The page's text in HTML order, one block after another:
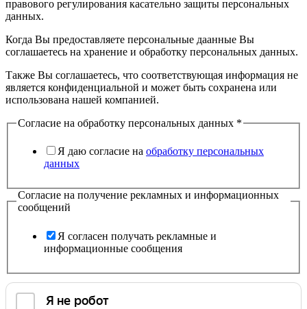
правового регулирования касательно защиты персональных
данных.
Когда Вы предоставляете персональные даанные Вы
соглашаетесь на хранение и обработку персональных данных.
Также Вы соглашаетесь, что соответствующая информация не
является конфиденциальной и может быть сохранена или
использована нашей компанией.
Согласие на обработку персональных данных *
Я даю согласие на обработку персональных
данных
Согласие на получение рекламных и информационных
сообщений
Я согласен получать рекламные и
информационные сообщения